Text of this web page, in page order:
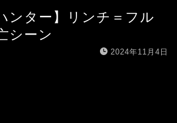
ンター】リンチ＝フル
シーン
2024年11月4日